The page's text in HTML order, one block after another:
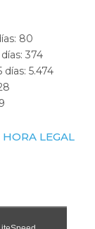
80
días:374
días:5.474
HORA LEGAL